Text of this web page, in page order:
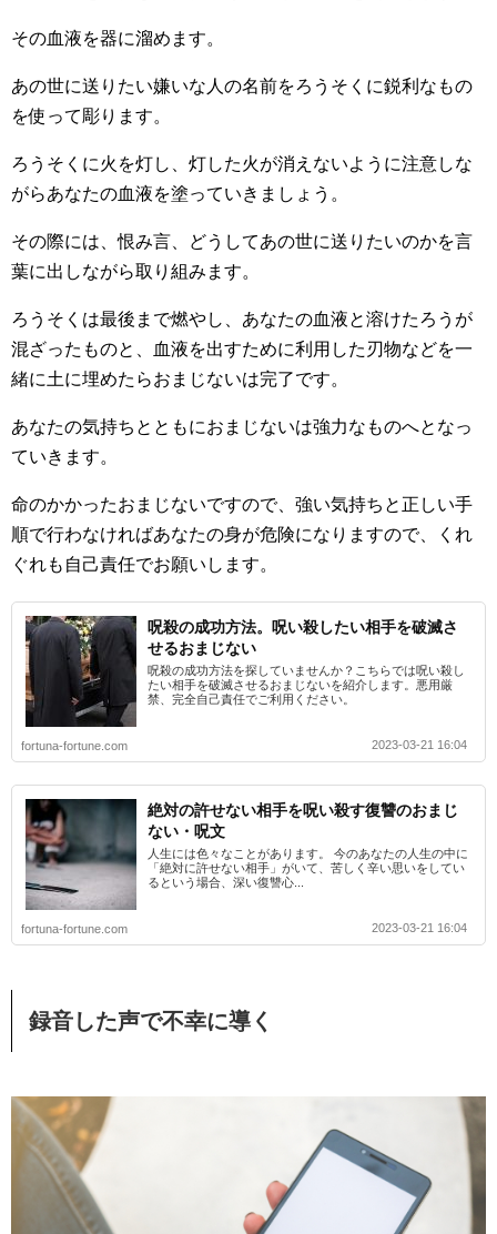
その血液を器に溜めます。
あの世に送りたい嫌いな人の名前をろうそくに鋭利なもの
を使って彫ります。
ろうそくに火を灯し、灯した火が消えないように注意しな
がらあなたの血液を塗っていきましょう。
その際には、恨み言、どうしてあの世に送りたいのかを言
葉に出しながら取り組みます。
ろうそくは最後まで燃やし、あなたの血液と溶けたろうが
混ざったものと、血液を出すために利用した刃物などを一
緒に土に埋めたらおまじないは完了です。
あなたの気持ちとともにおまじないは強力なものへとなっ
ていきます。
命のかかったおまじないですので、強い気持ちと正しい手
順で行わなければあなたの身が危険になりますので、くれ
ぐれも自己責任でお願いします。
呪殺の成功方法。呪い殺したい相手を破滅さ
せるおまじない
呪殺の成功方法を探していませんか？こちらでは呪い殺し
たい相手を破滅させるおまじないを紹介します。悪用厳
禁、完全自己責任でご利用ください。
fortuna-fortune.com 2023-03-21 16:04
絶対の許せない相手を呪い殺す復讐のおまじ
ない・呪文
人生には色々なことがあります。 今のあなたの人生の中に
「絶対に許せない相手」がいて、苦しく辛い思いをしてい
るという場合、深い復讐心...
fortuna-fortune.com 2023-03-21 16:04
録音した声で不幸に導く